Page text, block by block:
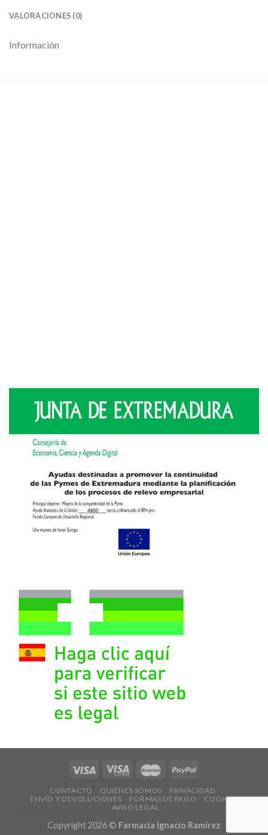
VALORACIONES (0)
Información
CONTACTO QUIÉNES SOMOS
PRIVACIDAD
ENVÍO Y DEVOLUCIONES
FORMAS DE PAGO
COOKIES
AVISO LEGAL
Copyright 2026 © Farmacia Ignacio Ramírez